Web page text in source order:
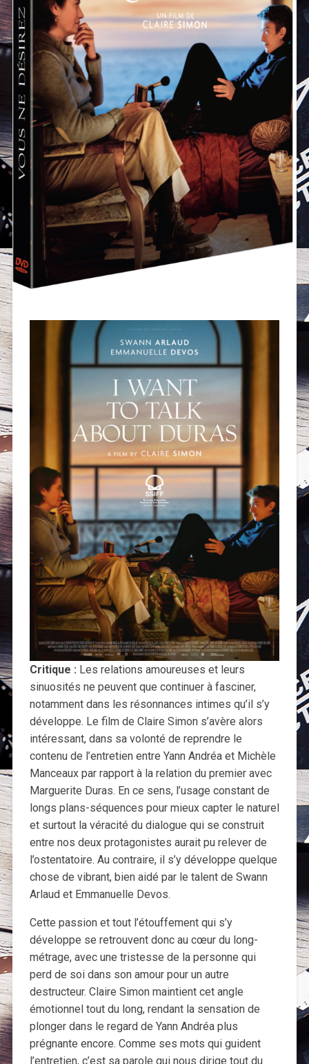
Critique : Les relations amoureuses et leurs
sinuosités ne peuvent que continuer à fasciner,
notamment dans les résonnances intimes qu’il s’y
développe. Le film de Claire Simon s’avère alors
intéressant, dans sa volonté de reprendre le
contenu de l’entretien entre Yann Andréa et Michèle
Manceaux par rapport à la relation du premier avec
Marguerite Duras. En ce sens, l’usage constant de
longs plans-séquences pour mieux capter le naturel
et surtout la véracité du dialogue qui se construit
entre nos deux protagonistes aurait pu relever de
l’ostentatoire. Au contraire, il s’y développe quelque
chose de vibrant, bien aidé par le talent de Swann
Arlaud et Emmanuelle Devos.
Cette passion et tout l’étouffement qui s’y
développe se retrouvent donc au cœur du long-
métrage, avec une tristesse de la personne qui
perd de soi dans son amour pour un autre
destructeur. Claire Simon maintient cet angle
émotionnel tout du long, rendant la sensation de
plonger dans le regard de Yann Andréa plus
prégnante encore. Comme ses mots qui guident
l’entretien, c’est sa parole qui nous dirige tout du